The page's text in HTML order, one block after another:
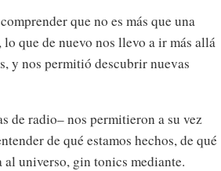
que no es más que una
que de nuevo nos llevo a ir más allá
y nos permitió descubrir nuevas
de radio– nos permitieron a su vez
de qué estamos hechos, de qué
al universo, gin tonics mediante.